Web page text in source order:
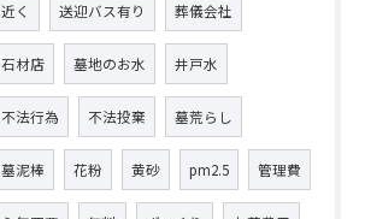
近く 送迎バス有り 葬儀会社
石材店 墓地のお水 井戸水
不法行為 不法投棄 墓荒らし
墓泥棒 花粉 黄砂 pm2.5 管理費